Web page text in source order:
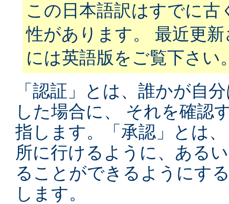
この日本語訳はすでに古
性があります。 最近更
には英語版をご覧下さい
「認証」とは、誰かが自
した場合に、 それを確認
指します。「承認」とは
所に行けるように、ある
ることができるようにす
します。